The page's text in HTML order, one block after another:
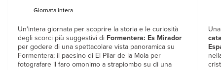
Giornata intera
Un'intera giornata per scoprire la storia e le curiosità
degli scorci più suggestivi di Formentera: Es Mirador
per godere di una spettacolare vista panoramica su
Formentera; il paesino di El Pilar de la Mola per
fotografare il faro omonimo a strapiombo su di una